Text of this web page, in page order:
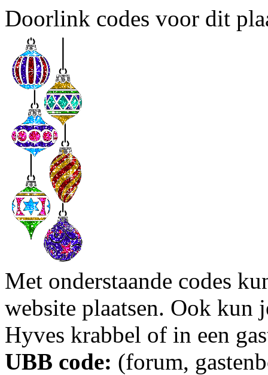
Doorlink codes voor dit
Met onderstaande codes
website plaatsen. Ook kun
Hyves krabbel of in een
UBB code: (forum,